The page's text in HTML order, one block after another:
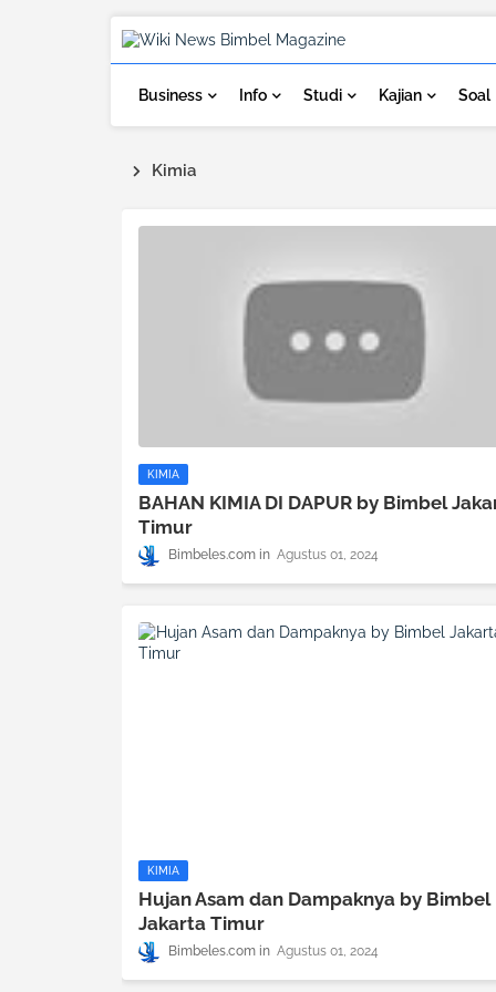
Business Info Studi Kajian Soal
Kimia
KIMIA
BAHAN KIMIA DI DAPUR by Bimbel
Timur
Bimbeles.com Agustus 01, 2024
KIMIA
Hujan Asam dan Dampaknya by Bimbel
Jakarta Timur
Bimbeles.com Agustus 01, 2024